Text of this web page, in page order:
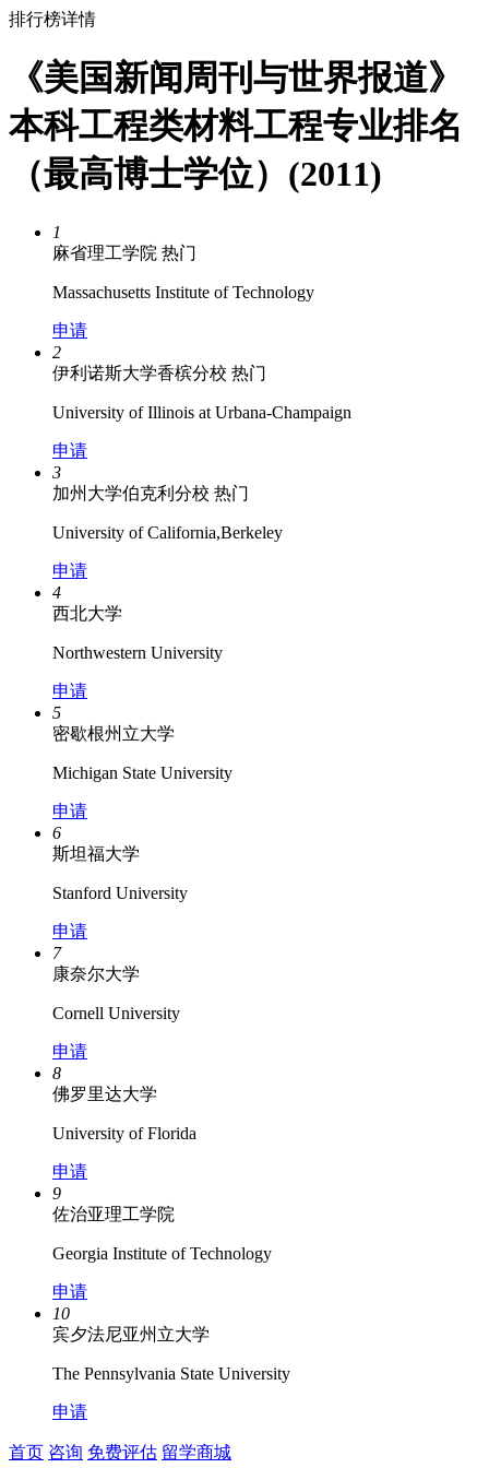
排行榜详情
《美国新闻周刊与世界报道》
本科工程类材料工程专业排名
（最高博士学位）(2011)
1
麻省理工学院 热门
Massachusetts Institute of Technology
申请
2
伊利诺斯大学香槟分校 热门
University of Illinois at Urbana-Champaign
申请
3
加州大学伯克利分校 热门
University of California,Berkeley
申请
4
西北大学
Northwestern University
申请
5
密歇根州立大学
Michigan State University
申请
6
斯坦福大学
Stanford University
申请
7
康奈尔大学
Cornell University
申请
8
佛罗里达大学
University of Florida
申请
9
佐治亚理工学院
Georgia Institute of Technology
申请
10
宾夕法尼亚州立大学
The Pennsylvania State University
申请
首页 咨询 免费评估 留学商城